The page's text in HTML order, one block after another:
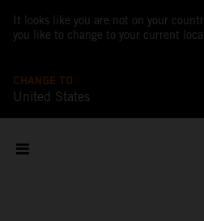
It looks like you are not on your
you like to change to your current
CHANGE TO
United States